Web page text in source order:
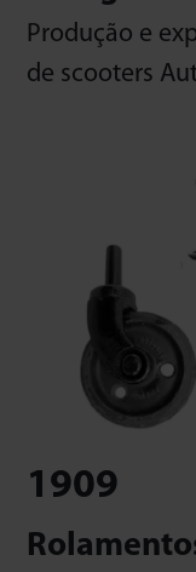
Produção e
de scooters
1909